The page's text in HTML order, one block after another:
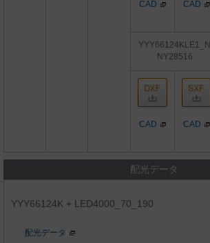
CAD CAD
YYY66124KLE1_N
NY28516
CAD CAD
配光データ
YYY66124K + LED4000_70_190
配光データ